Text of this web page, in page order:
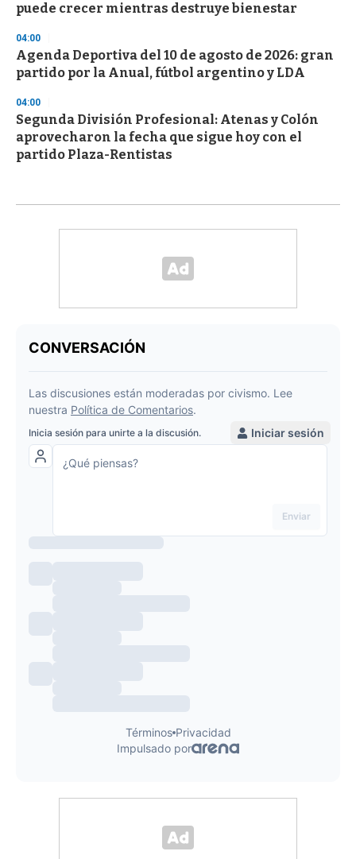
puede crecer mientras destruye bienestar
04:00
Agenda Deportiva del 10 de agosto de 2026: gran
partido por la Anual, fútbol argentino y LDA
04:00
Segunda División Profesional: Atenas y Colón
aprovecharon la fecha que sigue hoy con el
partido Plaza-Rentistas